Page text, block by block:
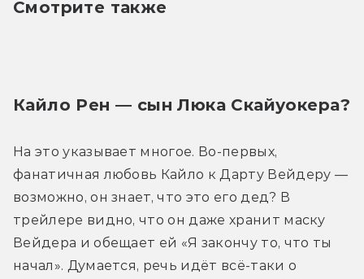
Смотрите также
Кайло Рен — сын Люка Скайуокера?
На это указывает многое. Во-первых,
фанатичная любовь Кайло к Дарту Вейдеру —
возможно, он знает, что это его дед? В
трейлере видно, что он даже хранит маску
Вейдера и обещает ей «Я закончу то, что ты
начал». Думается, речь идёт всё-таки о